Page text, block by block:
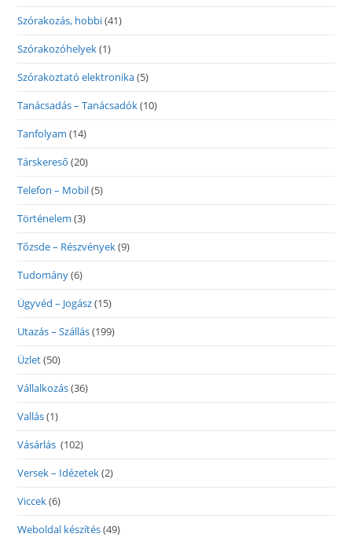
Szórakozás, hobbi(41)
Szórakozóhelyek(1)
Szórakoztató elektronika(5)
Tanácsadás – Tanácsadók(10)
Tanfolyam (14)
Társkereső (20)
Telefon – Mobil(5)
Történelem (3)
Tőzsde – Részvények(9)
Tudomány(6)
Ügyvéd – Jogász(15)
Utazás – Szállás(199)
Üzlet(50)
Vállalkozás(36)
Vallás(1)
Vásárlás (102)
Versek – Idézetek(2)
Viccek(6)
Weboldal készítés(49)